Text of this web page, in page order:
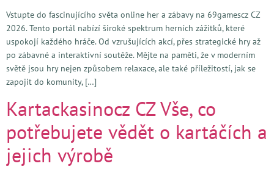
Vstupte do fascinujícího světa online her a zábavy na 69gamescz CZ
2026. Tento portál nabízí široké spektrum herních zážitků, které
uspokojí každého hráče. Od vzrušujících akcí, přes strategické hry až
po zábavné a interaktivní soutěže. Mějte na paměti, že v moderním
světě jsou hry nejen způsobem relaxace, ale také příležitostí, jak se
zapojit do komunity, […]
Kartackasinocz CZ Vše, co
potřebujete vědět o kartáčích a
jejich výrobě